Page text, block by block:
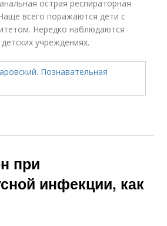
острая респираторная
всего поражаются дети с
Нередко наблюдаются
учреждениях.
при
инфекции, как